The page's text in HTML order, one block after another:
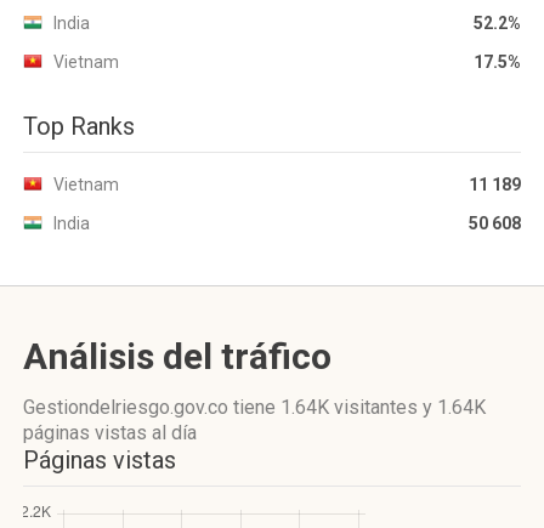
India
52.2%
Vietnam
17.5%
Top Ranks
Vietnam
11 189
India
50 608
Análisis del tráfico
Gestiondelriesgo.gov.co tiene 1.64K visitantes y 1.64K
páginas vistas al día
Páginas vistas